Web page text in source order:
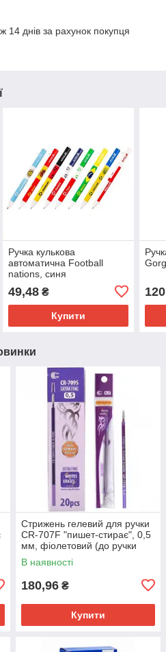
14 днів за рахунок покупця
Ручка кулькова
автоматична Football
nations, синя
49,48₴
Купити
Стрижень гелевий для ручки
CR-707F "пишет-стирає", 0,5
мм, фіолетовий (до ручки
CR-707F)
В наявності
180,96 ₴
Купити